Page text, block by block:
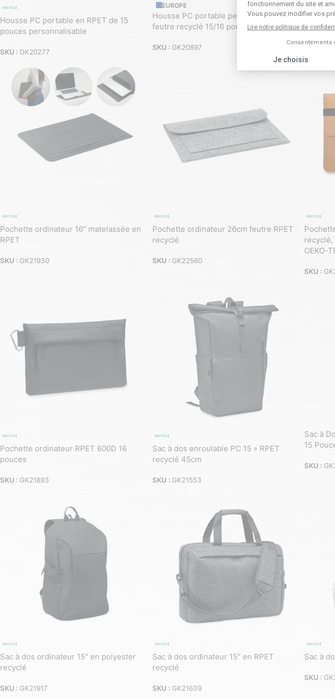
Housse PC portable en RPET de 15
pouces personnalisable
SKU : GK20277
EUROPE
Housse PC portable personnalisable en
feutre recyclé 15/16 pouces
SKU : GK20897
Pochette ordinateur 16″ matelassée en
RPET
SKU : GK21930
Pochette ordinateur 26cm feutre RPET
recyclé
SKU : GK22560
OEKO-
SKU :
Pochette ordinateur RPET 600D 16
pouces
SKU : GK21893
Sac à dos enroulable PC 15 » RPET
recyclé 45cm
SKU : GK21553
Sac à
15
SKU :
Sac à dos ordinateur 15″ en polyester
recyclé
SKU : GK21917
Sac à dos ordinateur 15″ en RPET
recyclé
SKU : GK21639
Sac à
SKU :